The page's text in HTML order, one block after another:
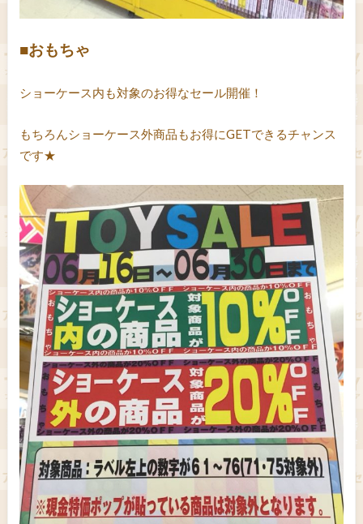
■おもちゃ
ショーケース内も対象のお得なセール開催！
もちろんショーケース外商品もお得にGETできるチャンス
です★